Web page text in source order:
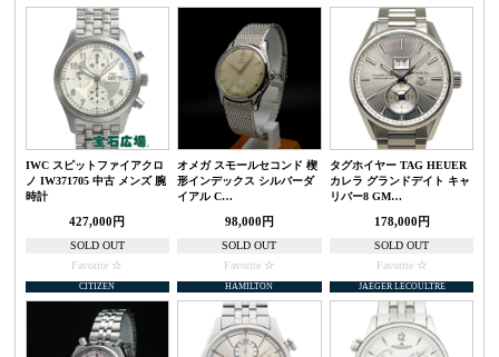
IWC スピットファイアクロ
ノ IW371705 中古 メンズ 腕
時計
427,000円
SOLD OUT
Favorite
オメガ スモールセコンド 楔
形インデックス シルバーダ
イアル C…
98,000円
SOLD OUT
Favorite
タグホイヤー TAG HEUER
カレラ グランドデイト キャ
リバー8 GM…
178,000円
SOLD OUT
Favorite
CITIZEN HAMILTON JAEGER LECOULTRE